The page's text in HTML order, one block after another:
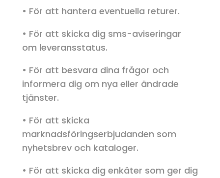
• För att hantera eventuella returer.
• För att skicka dig sms-aviseringar
om leveransstatus.
• För att besvara dina frågor och
informera dig om nya eller ändrade
tjänster.
• För att skicka
marknadsföringserbjudanden som
nyhetsbrev och kataloger.
• För att skicka dig enkäter som ger dig